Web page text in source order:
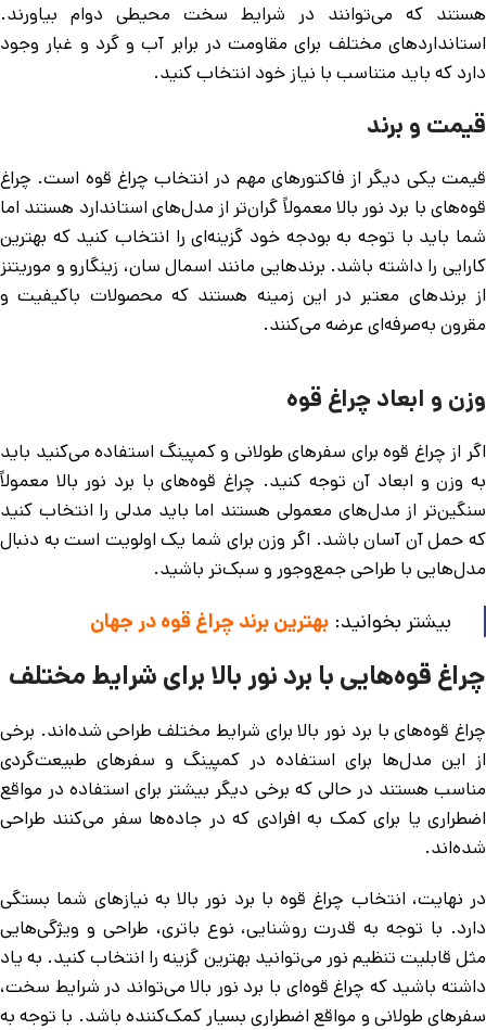
هستند که می‌توانند در شرایط سخت محیطی دوام بیاورند.
استانداردهای مختلف برای مقاومت در برابر آب و گرد و غبار وجود
دارد که باید متناسب با نیاز خود انتخاب کنید.
قیمت و برند
قیمت یکی دیگر از فاکتورهای مهم در انتخاب چراغ قوه است. چراغ
قوه‌های با برد نور بالا معمولاً گران‌تر از مدل‌های استاندارد هستند اما
شما باید با توجه به بودجه خود گزینه‌ای را انتخاب کنید که بهترین
کارایی را داشته باشد. برندهایی مانند اسمال سان، زینگارو و موریتنز
از برندهای معتبر در این زمینه هستند که محصولات باکیفیت و
مقرون به‌صرفه‌ای عرضه می‌کنند.
وزن و ابعاد چراغ قوه
اگر از چراغ قوه برای سفرهای طولانی و کمپینگ استفاده می‌کنید باید
به وزن و ابعاد آن توجه کنید. چراغ قوه‌های با برد نور بالا معمولاً
سنگین‌تر از مدل‌های معمولی هستند اما باید مدلی را انتخاب کنید
که حمل آن آسان باشد. اگر وزن برای شما یک اولویت است به دنبال
مدل‌هایی با طراحی جمع‌وجور و سبک‌تر باشید.
بیشتر بخوانید: بهترین برند چراغ قوه در جهان
چراغ قوه‌هایی با برد نور بالا برای شرایط مختلف
چراغ قوه‌های با برد نور بالا برای شرایط مختلف طراحی شده‌اند. برخی
از این مدل‌ها برای استفاده در کمپینگ و سفرهای طبیعت‌گردی
مناسب هستند در حالی که برخی دیگر بیشتر برای استفاده در مواقع
اضطراری یا برای کمک به افرادی که در جاده‌ها سفر می‌کنند طراحی
شده‌اند.
در نهایت، انتخاب چراغ قوه با برد نور بالا به نیازهای شما بستگی
دارد. با توجه به قدرت روشنایی، نوع باتری، طراحی و ویژگی‌هایی
مثل قابلیت تنظیم نور می‌توانید بهترین گزینه را انتخاب کنید. به یاد
داشته باشید که چراغ قوه‌ای با برد نور بالا می‌تواند در شرایط سخت،
سفرهای طولانی و مواقع اضطراری بسیار کمک‌کننده باشد. با توجه به